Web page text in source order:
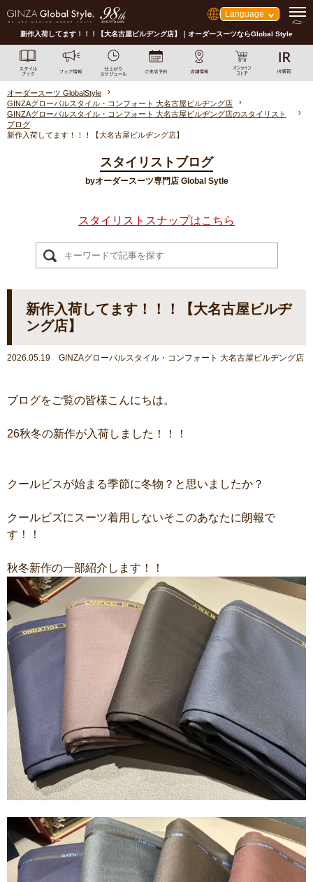
Language
新作入荷してます！！！【大名古屋ビルヂング店】｜オーダースーツならGlobal Style
オーダースーツ GlobalStyle
GINZAグローバルスタイル・コンフォート 大名古屋ビルヂング店
GINZAグローバルスタイル・コンフォート 大名古屋ビルヂング店のスタイリスト
ブログ
新作入荷してます！！！【大名古屋ビルヂング店】
スタイリストブログ
byオーダースーツ専門店 Global Sytle
スタイリストスナップはこちら
新作入荷してます！！！【大名古屋ビルヂ
ング店】
2026.05.19 GINZAグローバルスタイル・コンフォート 大名古屋ビルヂング店
ブログをご覧の皆様こんにちは。
26秋冬の新作が入荷しました！！！
クールビスが始まる季節に冬物？と思いましたか？
クールビズにスーツ着用しないそこのあなたに朗報で
す！！
秋冬新作の一部紹介します！！